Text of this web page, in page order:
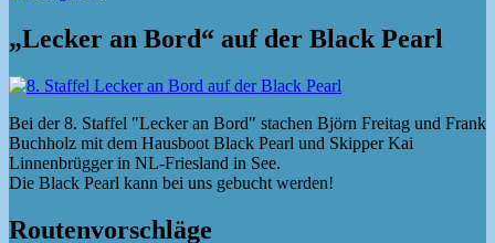
„Lecker an Bord“ auf der Black Pearl
Bei der 8. Staffel "Lecker an Bord" stachen Björn Freitag und Frank
Buchholz mit dem Hausboot Black Pearl und Skipper Kai
Linnenbrügger in NL-Friesland in See.
Die Black Pearl kann bei uns gebucht werden!
Routenvorschläge